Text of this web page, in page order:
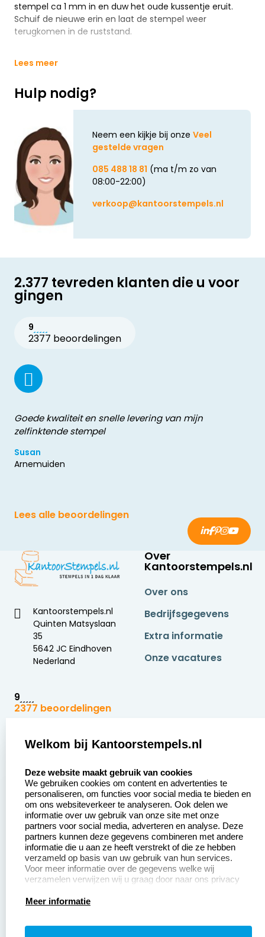
stempel ca 1 mm in en duw het oude kussentje eruit.
Schuif de nieuwe erin en laat de stempel weer
terugkomen in de ruststand.
Lees meer
Hulp nodig?
Neem een kijkje bij onze Veel
gestelde vragen
085 488 18 81 (ma t/m zo van
08:00-22:00)
verkoop@kantoorstempels.nl
2.377 tevreden klanten die u voor
gingen
9
2377 beoordelingen
Goede kwaliteit en snelle levering van mijn
zelfinktende stempel
Susan
Arnemuiden
Lees alle beoordelingen
Kantoorstempels.nl
Quinten Matsyslaan
35
5642 JC Eindhoven
Nederland
9
2377 beoordelingen
Over
Kantoorstempels.nl
Over ons
Bedrijfsgegevens
Extra informatie
Onze vacatures
Zakelijk:
Aanvraag op maat
Betaling &
Verzending
Wederverkoper
worden
Sale
Klantenservice:
Contact opnemen
Veel gestelde vragen
Retourneren
Herroepingsrecht
Productinformatie:
Instructiepagina
Welkom bij Kantoorstempels.nl
Deze website maakt gebruik van cookies
We gebruiken cookies om content en advertenties te
personaliseren, om functies voor social media te bieden en
om ons websiteverkeer te analyseren. Ook delen we
informatie over uw gebruik van onze site met onze
partners voor social media, adverteren en analyse. Deze
partners kunnen deze gegevens combineren met andere
informatie die u aan ze heeft verstrekt of die ze hebben
verzameld op basis van uw gebruik van hun services.
Voor meer informatie over de gegevens welke wij
verzamelen verwijzen wij u graag door naar ons privacy
Meer informatie